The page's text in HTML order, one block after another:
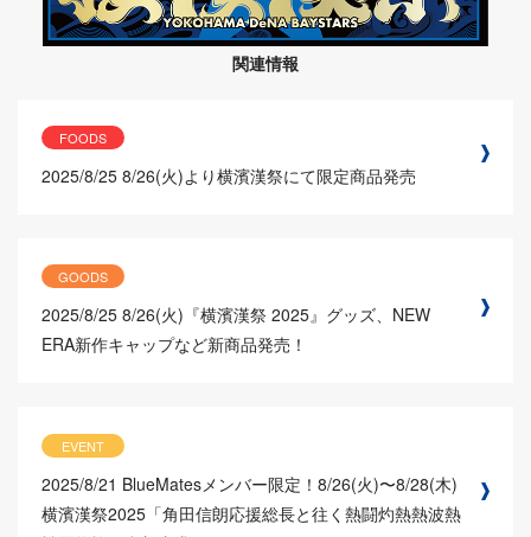
関連情報
FOODS
2025/8/25 8/26(火)より横濱漢祭にて限定商品発売
GOODS
2025/8/25 8/26(火)『横濱漢祭 2025』グッズ、NEW
ERA新作キャップなど新商品発売！
EVENT
2025/8/21 BlueMatesメンバー限定！8/26(火)〜8/28(木)
横濱漢祭2025「角田信朗応援総長と往く熱闘灼熱熱波熱